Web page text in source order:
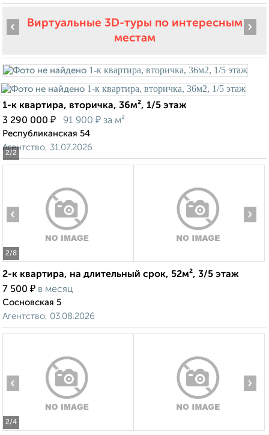
Виртуальные 3D-туры по интересным
местам
2/2
‹ ›
1-к квартира, вторичка, 36м², 1/5 этаж
3 290 000 ₽ 91 900 ₽ за м²
Республиканская 54
Агентство, 31.07.2026
2/8
‹ ›
2-к квартира, на длительный срок, 52м², 3/5 этаж
7 500 ₽ в месяц
Сосновская 5
Агентство, 03.08.2026
2/4
‹ ›